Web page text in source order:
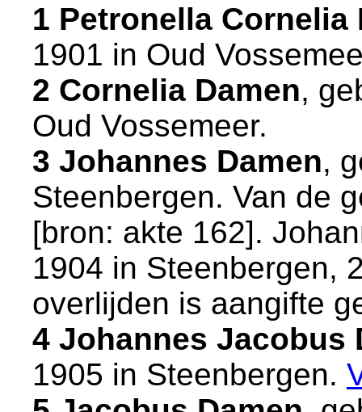
1 Petronella Cornelia
1901 in Oud
2 Cornelia Damen,
Oud Vossemeer.
3 Johannes Damen,
Steenbergen. Van de
[bron: akte 162].
1904 in Steenbergen,
overlijden is aangifte
4 Johannes Jacobus
1905 in Steenbergen.